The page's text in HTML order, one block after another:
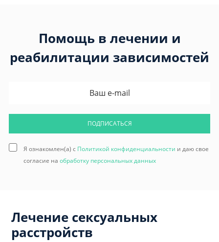
Помощь в лечении и
реабилитации зависимостей
ПОДПИСАТЬСЯ
Я ознакомлен(а) с Политикой конфиденциальности и даю свое
согласие на обработку персональных данных
Лечение сексуальных
расстройств